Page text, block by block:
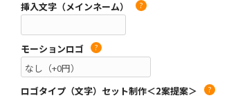
挿入文字（メインネーム） ?
モーションロゴ ?
ロゴタイプ（文字）セット制作＜2案提案＞ ?